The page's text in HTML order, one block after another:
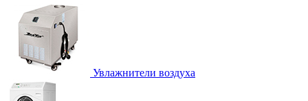
Увлажнители воздуха